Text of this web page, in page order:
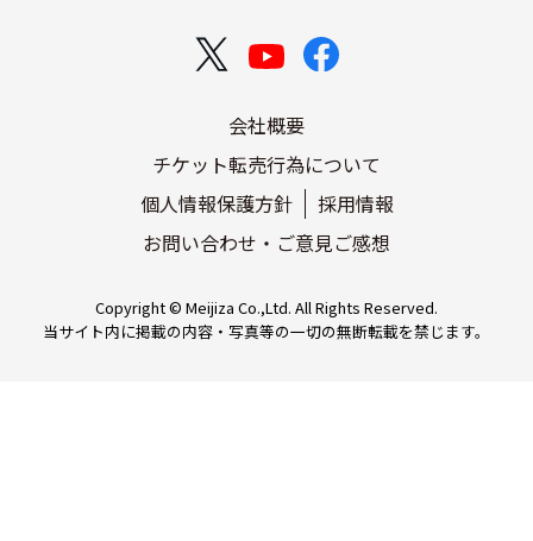
0570-084-003 Ｌコード：36611 <自動
■CNプレイガイド
0570-08-9999 <オペレーター対応・10:00
http://www.cnplayguide.com/
http://eplus.jp/
会社概要
チケット転売行為について
個人情報保護方針
採用情報
お問い合わせ・ご意見ご感想
Copyright © Meijiza Co.,Ltd. All Rights Reserved.
当サイト内に掲載の内容・写真等の一切の無断転載を禁じます。